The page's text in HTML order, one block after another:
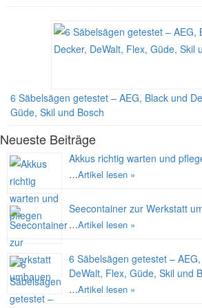
6 Säbelsägen getestet – AEG, Black und
Güde, Skil und Bosch
Neueste Beiträge
Akkus richtig warten und
…Artikel lesen »
Seecontainer zur Werkstatt
…Artikel lesen »
6 Säbelsägen getestet –
DeWalt, Flex, Güde, Skil und
…Artikel lesen »